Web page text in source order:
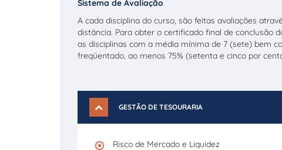
Sistema de Avaliação
A cada disciplina do curso, são feitas avaliações
distância. Para obter o certificado final de conclusão
as disciplinas com a média mínima de 7 (sete) bem
freqüentado, ao menos 75% (setenta e cinco por
GESTÃO DE TESOURARIA
Risco de Mercado e Liquidez